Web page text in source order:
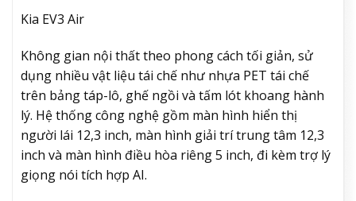
Kia EV3 Air
Không gian nội thất theo phong cách tối giản, sử
dụng nhiều vật liệu tái chế như nhựa PET tái chế
trên bảng táp-lô, ghế ngồi và tấm lót khoang hành
lý. Hệ thống công nghệ gồm màn hình hiển thị
người lái 12,3 inch, màn hình giải trí trung tâm 12,3
inch và màn hình điều hòa riêng 5 inch, đi kèm trợ lý
giọng nói tích hợp AI.